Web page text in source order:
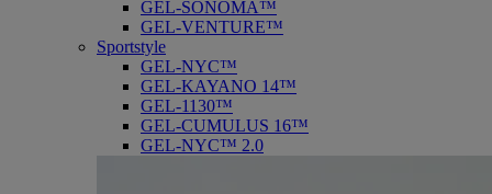
GEL-SONOMA™
GEL-VENTURE™
Sportstyle
GEL-NYC™
GEL-KAYANO 14™
GEL-1130™
GEL-CUMULUS 16™
GEL-NYC™ 2.0